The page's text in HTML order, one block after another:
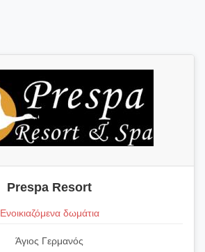
Prespa Resort
Ενοικιαζόμενα δωμάτια
Άγιος Γερμανός